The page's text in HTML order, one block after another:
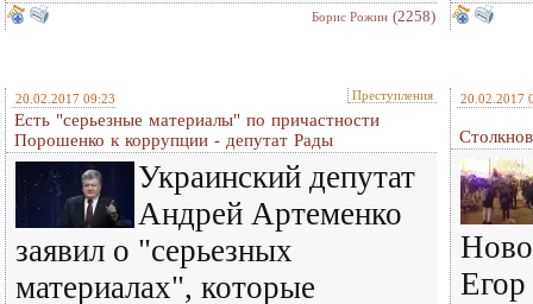
Борис Рожин (2258)
20.02.2017 09:23 Преступления
Есть "серьезные материалы" по причастности
Порошенко к коррупции - депутат Рады
Украинский депутат
Андрей Артеменко
заявил о "серьезных
материалах", которые
20.02.2017